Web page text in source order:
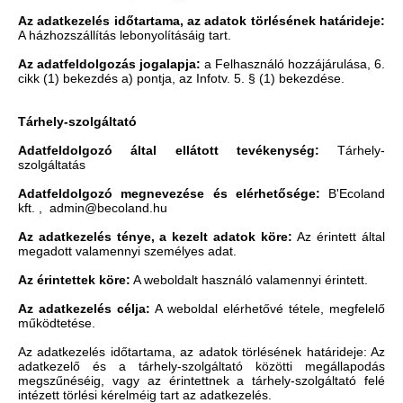
Az adatkezelés időtartama, az adatok törlésének határideje:
A házhozszállítás lebonyolításáig tart.
Az adatfeldolgozás jogalapja: a Felhasználó hozzájárulása, 6.
cikk (1) bekezdés a) pontja, az Infotv. 5. § (1) bekezdése.
Tárhely-szolgáltató
Adatfeldolgozó által ellátott tevékenység: Tárhely-
szolgáltatás
Adatfeldolgozó megnevezése és elérhetősége: B'Ecoland
kft. , admin@becoland.hu
Az adatkezelés ténye, a kezelt adatok köre:Az érintett által
megadott valamennyi személyes adat.
Az érintettek köre: A weboldalt használó valamennyi érintett.
Az adatkezelés célja: A weboldal elérhetővé tétele, megfelelő
működtetése.
Az adatkezelés időtartama, az adatok törlésének határideje: Az
adatkezelő és a tárhely-szolgáltató közötti megállapodás
megszűnéséig, vagy az érintettnek a tárhely-szolgáltató felé
intézett törlési kérelméig tart az adatkezelés.